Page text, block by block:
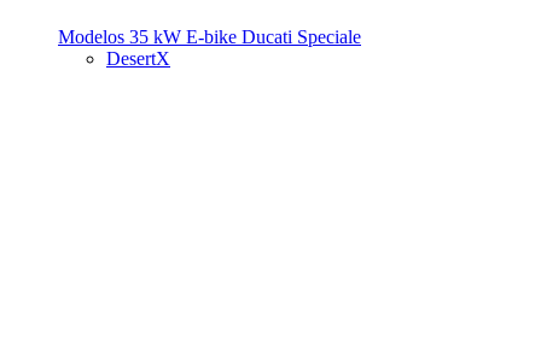
Modelos 35 kW E-bike Ducati Speciale
DesertX